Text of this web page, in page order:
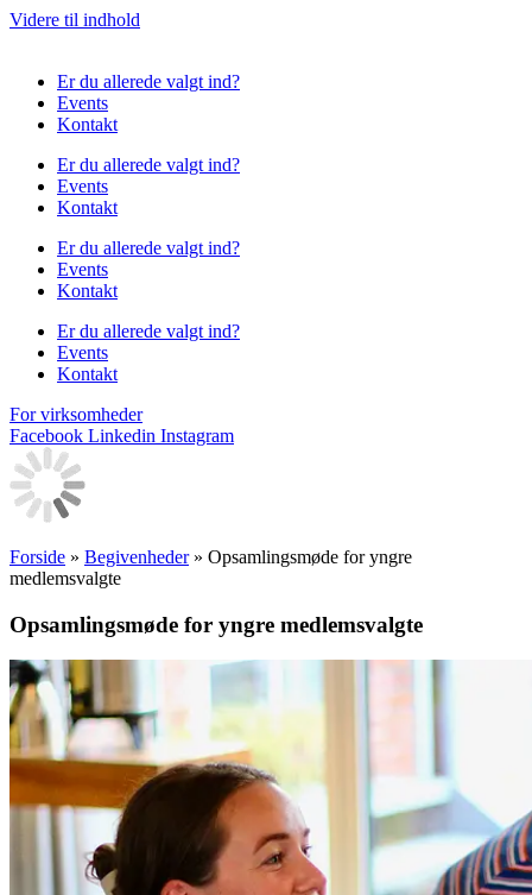
Videre til indhold
Er du allerede valgt ind?
Events
Kontakt
Er du allerede valgt ind?
Events
Kontakt
Er du allerede valgt ind?
Events
Kontakt
Er du allerede valgt ind?
Events
Kontakt
For virksomheder
Facebook Linkedin Instagram
Forside » Begivenheder» Opsamlingsmøde for yngre
medlemsvalgte
Opsamlingsmøde for yngre medlemsvalgte